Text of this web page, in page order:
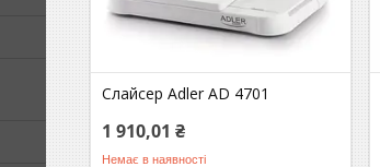
Слайсер Adler AD 4701
1 910,01 ₴
Немає в наявності